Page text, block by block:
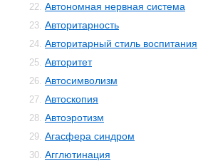
22. Автономная нервная система
23. Авторитарность
24. Авторитарный стиль воспитания
25. Авторитет
26. Автосимволизм
27. Автоскопия
28. Автоэротизм
29. Агасфера синдром
30. Агглютинация